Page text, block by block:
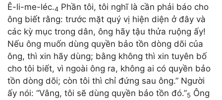
Ê-li-me-léc.4 Phần tôi, tôi nghĩ là cần phải báo cho
ông biết rằng: trước mặt quý vị hiện diện ở đây và
các kỳ mục trong dân, ông hãy tậu thửa ruộng ấy!
Nếu ông muốn dùng quyền bảo tồn dòng dõi của
ông, thì xin hãy dùng; bằng không thì xin tuyên bố
cho tôi biết, vì ngoài ông ra, không ai có quyền bảo
tồn dòng dõi; còn tôi thì chỉ đứng sau ông.” Người
ấy nói: “Vâng, tôi sẽ dùng quyền bảo tồn đó.”5 Ông